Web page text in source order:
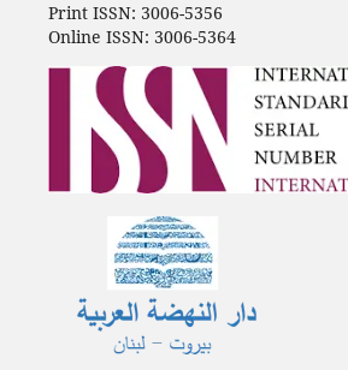
Print ISSN: 3006-5356
Online ISSN: 3006-5364